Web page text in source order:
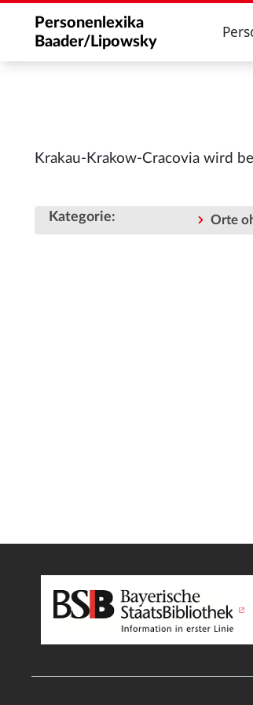
Personenlexika
Baader/Lipowsky
Krakau-Krakow-Cracovia wird
Kategorie: Orte